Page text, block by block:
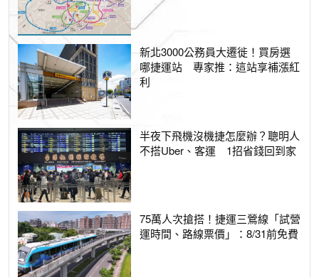
新北3000公務員大遷徙！買房選
哪捷運站 專家推：這站享補漲紅
利
半夜下飛機沒機捷怎麼辦？聰明人
不搭Uber、客運 1招省錢回到家
75萬人次搶搭！捷運三鶯線「試營
運時間、路線票價」：8/31前免費